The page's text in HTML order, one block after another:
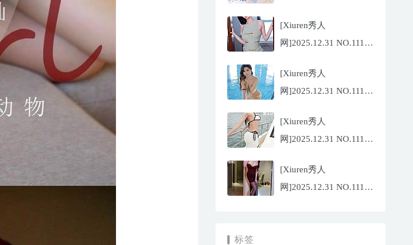
[82P/854.18MB]
[Xiuren秀人
网]2025.12.31 NO.11183
[Xiuren秀人
网]2025.12.31 NO.11182
[81P/959.10MB]
[Xiuren秀人
网]2025.12.31 NO.11180
[Xiuren秀人
网]2025.12.31 NO.11181
标签